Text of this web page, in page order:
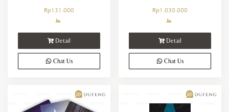
Rp131.000
Detail
Chat Us
Rp1.030.000
Detail
Chat Us